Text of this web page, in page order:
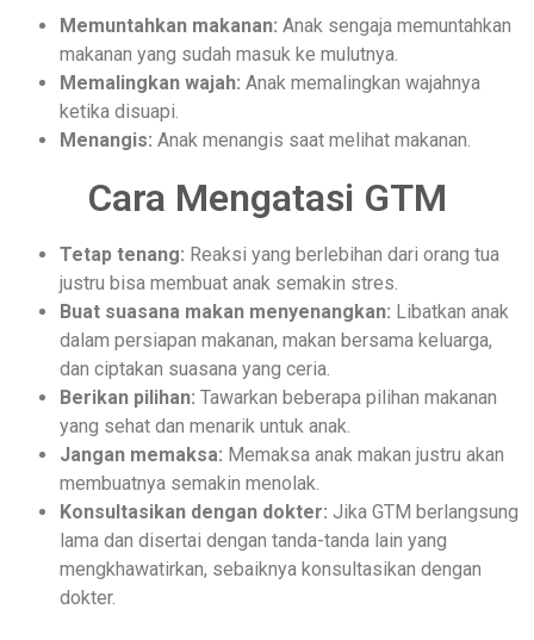
Memuntahkan makanan: Anak sengaja memuntahkan
makanan yang sudah masuk ke mulutnya.
Memalingkan wajah: Anak memalingkan wajahnya
ketika disuapi.
Menangis: Anak menangis saat melihat makanan.
Cara Mengatasi GTM
Tetap tenang: Reaksi yang berlebihan dari orang tua
justru bisa membuat anak semakin stres.
Buat suasana makan menyenangkan: Libatkan anak
dalam persiapan makanan, makan bersama keluarga,
dan ciptakan suasana yang ceria.
Berikan pilihan: Tawarkan beberapa pilihan makanan
yang sehat dan menarik untuk anak.
Jangan memaksa: Memaksa anak makan justru akan
membuatnya semakin menolak.
Konsultasikan dengan dokter: Jika GTM berlangsung
lama dan disertai dengan tanda-tanda lain yang
mengkhawatirkan, sebaiknya konsultasikan dengan
dokter.